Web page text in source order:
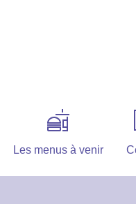
Les menus à venir